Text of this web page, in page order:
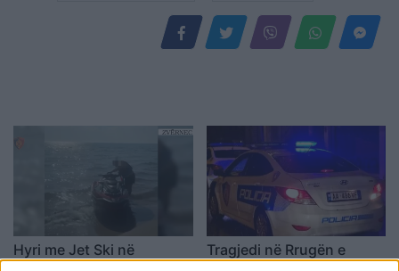
Hyri me Jet Ski në
Tragjedi në Rrugën e